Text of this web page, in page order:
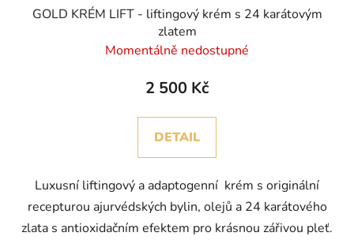
GOLD KRÉM LIFT - liftingový krém s 24 karátovým
zlatem
Momentálně nedostupné
2 500 Kč
DETAIL
Luxusní liftingový a adaptogenní krém s originální
recepturou ajurvédských bylin, olejů a 24 karátového
zlata s antioxidačním efektem pro krásnou zářivou pleť.